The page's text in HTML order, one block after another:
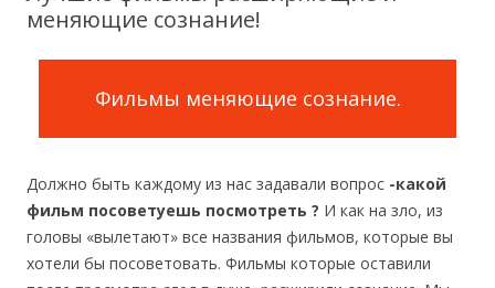
меняющие сознание!
Фильмы меняющие сознание.
Должно быть каждому из нас задавали вопрос -какой
фильм посоветуешь посмотреть ? И как на зло, из
головы «вылетают» все названия фильмов, которые вы
хотели бы посоветовать. Фильмы которые оставили